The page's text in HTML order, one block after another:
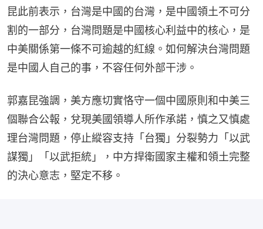
昆此前表示，台灣是中國的台灣，是中國領土不可分
割的一部分，台灣問題是中國核心利益中的核心，是
中美關係第一條不可逾越的紅線。如何解決台灣問題
是中國人自己的事，不容任何外部干涉。
郭嘉昆強調，美方應切實恪守一個中國原則和中美三
個聯合公報，兌現美國領導人所作承諾，慎之又慎處
理台灣問題，停止縱容支持「台獨」分裂勢力「以武
謀獨」「以武拒統」，中方捍衛國家主權和領土完整
的決心意志，堅定不移。